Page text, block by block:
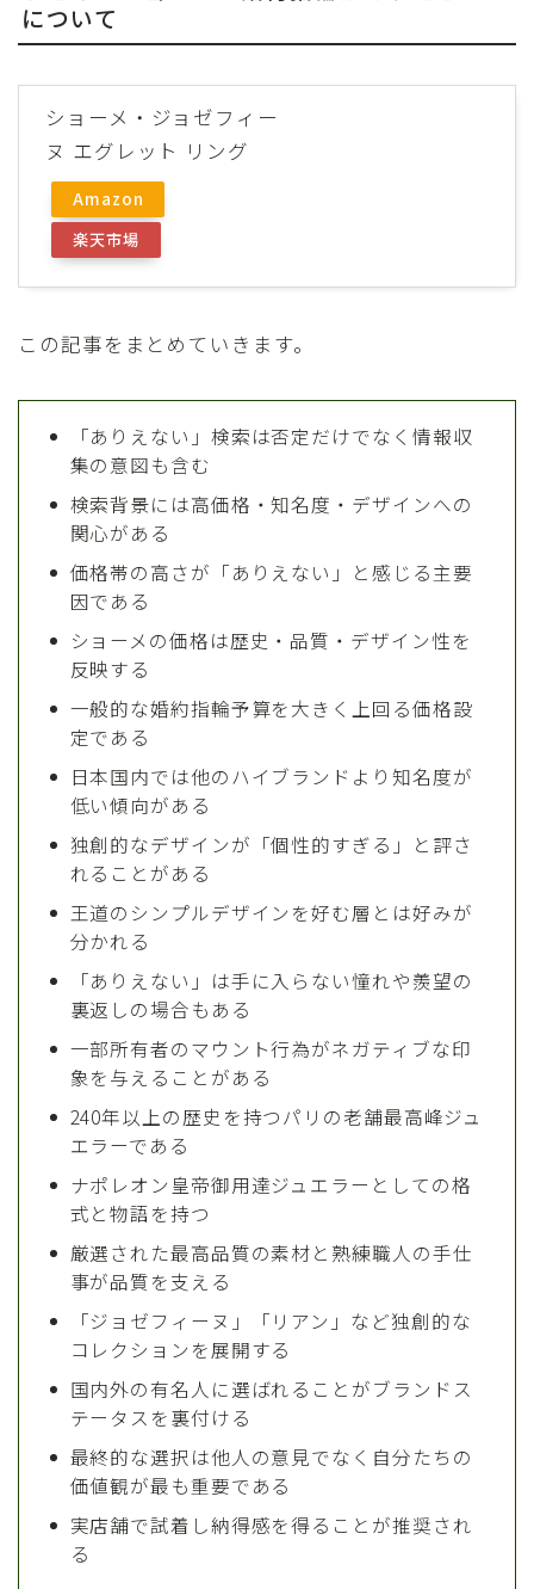
について
ショーメ・ジョゼフィー
ヌ エグレット リング
Amazon
楽天市場
この記事をまとめていきます。
「ありえない」検索は否定だけでなく情報収
集の意図も含む
検索背景には高価格・知名度・デザインへの
関心がある
価格帯の高さが「ありえない」と感じる主要
因である
ショーメの価格は歴史・品質・デザイン性を
反映する
一般的な婚約指輪予算を大きく上回る価格設
定である
日本国内では他のハイブランドより知名度が
低い傾向がある
独創的なデザインが「個性的すぎる」と評さ
れることがある
王道のシンプルデザインを好む層とは好みが
分かれる
「ありえない」は手に入らない憧れや羨望の
裏返しの場合もある
一部所有者のマウント行為がネガティブな印
象を与えることがある
240年以上の歴史を持つパリの老舗最高峰ジュ
エラーである
ナポレオン皇帝御用達ジュエラーとしての格
式と物語を持つ
厳選された最高品質の素材と熟練職人の手仕
事が品質を支える
「ジョゼフィーヌ」「リアン」など独創的な
コレクションを展開する
国内外の有名人に選ばれることがブランドス
テータスを裏付ける
最終的な選択は他人の意見でなく自分たちの
価値観が最も重要である
実店舗で試着し納得感を得ることが推奨され
る